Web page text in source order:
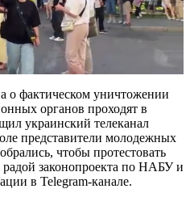
о фактическом уничтожении
органов проходят в
украинский телеканал
представители молодежных
чтобы протестовать
законопроекта по НАБУ и
в Telegram-канале.